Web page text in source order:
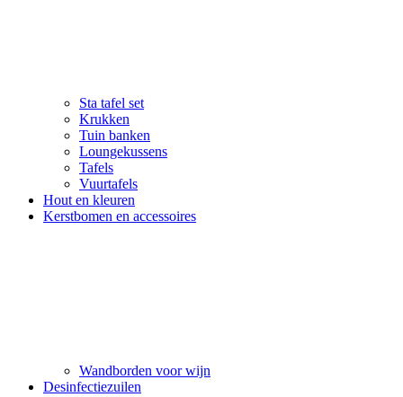
Sta tafel set
Krukken
Tuin banken
Loungekussens
Tafels
Vuurtafels
Hout en kleuren
Kerstbomen en accessoires
Wandborden voor wijn
Desinfectiezuilen